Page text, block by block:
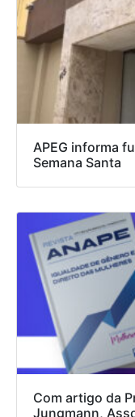
APEG informa
Semana Santa
Com artigo da
Jungmann,